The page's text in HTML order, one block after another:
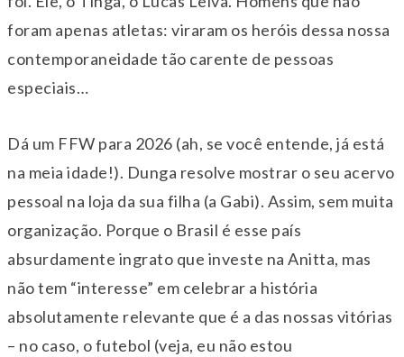
foram apenas atletas: viraram os heróis dessa nossa
contemporaneidade tão carente de pessoas
especiais…
Dá um FFW para 2026 (ah, se você entende, já está
na meia idade!). Dunga resolve mostrar o seu acervo
pessoal na loja da sua filha (a Gabi). Assim, sem muita
organização. Porque o Brasil é esse país
absurdamente ingrato que investe na Anitta, mas
não tem “interesse” em celebrar a história
absolutamente relevante que é a das nossas vitórias
– no caso, o futebol (veja, eu não estou